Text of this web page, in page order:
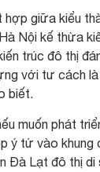
giữa kiểu
Nội kế thừa
trúc đô thị
với tư cách
biết.
muốn phát
ý tứ vào khung
Đà Lạt đô thị di